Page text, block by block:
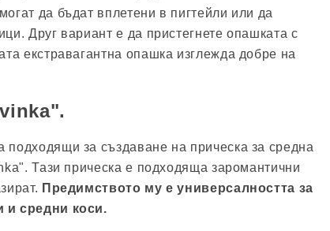
да бъдат вплетени в пигтейли или да
Друг вариант е да пристегнете опашката с
екстравагантна опашка изглежда добре на
за създаване на прическа за средна
Тази прическа е подходяща заромантични
Предимството му е универсалността за
и средни коси.